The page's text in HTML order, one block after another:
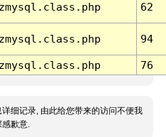
62
94
76
细记录, 由此给您带来的访问不便我
感歉意.